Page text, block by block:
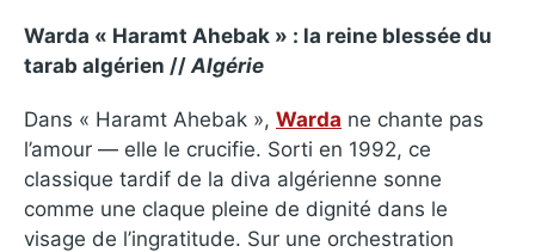
Warda « Haramt Ahebak » : la reine blessée du
tarab algérien // Algérie
Dans « Haramt Ahebak », Warda ne chante pas
l’amour — elle le crucifie. Sorti en 1992, ce
classique tardif de la diva algérienne sonne
comme une claque pleine de dignité dans le
visage de l’ingratitude. Sur une orchestration